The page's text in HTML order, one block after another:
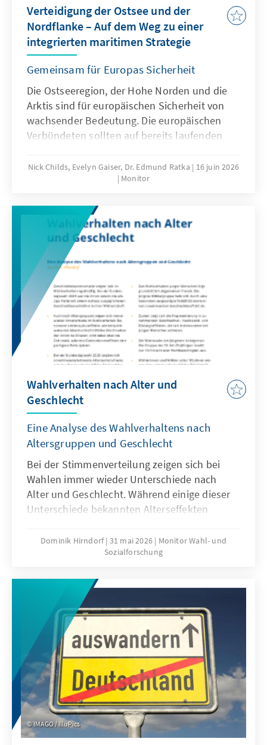
Verteidigung der Ostsee und der
Nordflanke – Auf dem Weg zu einer
integrierten maritimen Strategie
Gemeinsam für Europas Sicherheit
Die Ostseeregion, der Hohe Norden und die
Arktis sind für europäischen Sicherheit von
wachsender Bedeutung. Die europäischen
Verbündeten sollten auf bereits laufenden
integrierte und nachhaltige maritime
Strategie zu entwickeln und umzusetzen. Eine
Konflikten in der Ukraine und im Iran
berücksichtigen. Eine Stärkung europäischer
Fähigkeiten im Marinebereich ist für die
Verteidigung des Kontinents unerlässlich.
Nick Childs, Evelyn Gaiser, Dr. Edmund Ratka
16 juin 2026
Monitor
Wahlverhalten nach Alter und
Geschlecht
Eine Analyse des Wahlverhaltens nach
Altersgruppen und Geschlecht
Bei der Stimmenverteilung zeigen sich bei
Wahlen immer wieder Unterschiede nach
Alter und Geschlecht. Während einige dieser
Unterschiede bekannten Alterseffekten
2025 auch neue Phänomene. Die hohen
Zustimmungswerte zu Parteien am Rand des
inwiefern sich diese Differenzen auch bei
politischen Einstellungen zeigen und welche
Themen für junge Menschen entscheidend
sind. Diese Studie gibt mithilfe repräsentativer
Daten Aufschluss über aktuelle
Entwicklungen im Wahlverhalten junger
Menschen.
Dominik Hirndorf 31 mai 2026
Monitor Wahl- und
Sozialforschung
IMAGO / IlluPics